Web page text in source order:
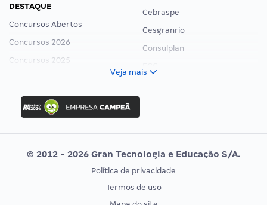
DESTAQUE
Concursos Abertos
Concursos 2026
Concursos 2025
Concurso Ibama
Concurso MPU
Editais publicados
Cebraspe
Cesgranrio
Consulplan
Vunesp
CONCURSOS POR PROFISSÃO
EXAME DE ORDEM
Veja mais
© 2012 - 2026 Gran Tecnologia e Educação S/A.
Política de privacidade
Termos de uso